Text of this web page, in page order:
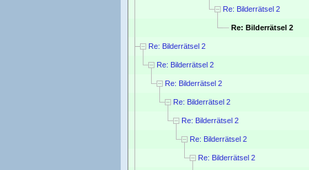
Re: Bilderrätsel 2
Re: Bilderrätsel 2
Re: Bilderrätsel 2
Re: Bilderrätsel 2
Re: Bilderrätsel 2
Re: Bilderrätsel 2
Re: Bilderrätsel 2
Re: Bilderrätsel 2
Re: Bilderrätsel 2